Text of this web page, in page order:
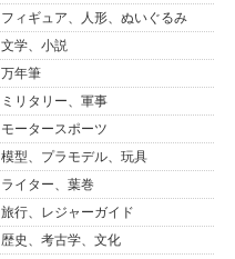
フィギュア、人形、ぬいぐるみ
文学、小説
万年筆
ミリタリー、軍事
モータースポーツ
模型、プラモデル、玩具
ライター、葉巻
旅行、レジャーガイド
歴史、考古学、文化